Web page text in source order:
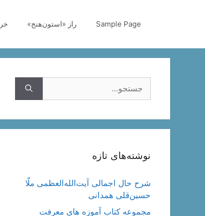
Sample Page راز «استون‌هنج»
نوشته‌های تازه
شرح حال اجمالی آیت‌الله‌العظمی ملّا
حسین‌قلی همدانی
مجموعه کتاب آموزه های معرفت